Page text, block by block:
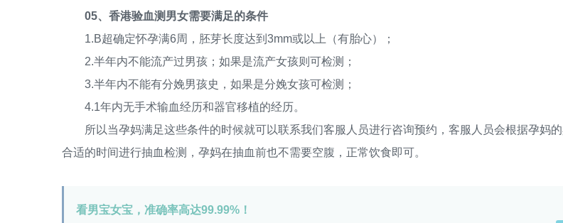
05、香港验血测男女需要满足的条件
1.B超确定怀孕满6周，胚芽长度达到3mm或以上（有胎心）；
2.半年内不能流产过男孩；如果是流产女孩则可检测；
3.半年内不能有分娩男孩史，如果是分娩女孩可检测；
4.1年内无手术输血经历和器官移植的经历。
所以当孕妈满足这些条件的时候就可以联系我们客服人员进行咨询预约，客服人员会根据孕妈
合适的时间进行抽血检测，孕妈在抽血前也不需要空腹，正常饮食即可。
看男宝女宝，准确率高达99.99%！